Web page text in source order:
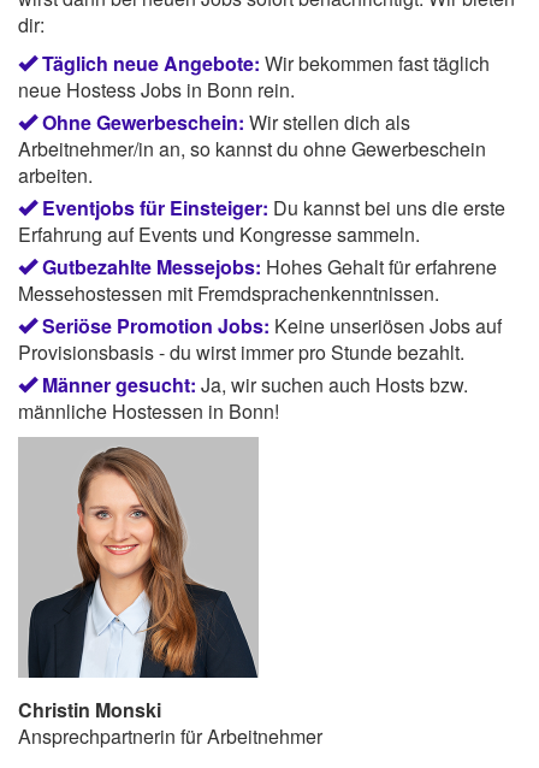
dir:
Täglich neue Angebote: Wir bekommen fast täglich
neue Hostess Jobs in Bonn rein.
Ohne Gewerbeschein: Wir stellen dich als
Arbeitnehmer/in an, so kannst du ohne Gewerbeschein
arbeiten.
Eventjobs für Einsteiger: Du kannst bei uns die erste
Erfahrung auf Events und Kongresse sammeln.
Gutbezahlte Messejobs: Hohes Gehalt für erfahrene
Messehostessen mit Fremdsprachenkenntnissen.
Seriöse Promotion Jobs: Keine unseriösen Jobs auf
Provisionsbasis - du wirst immer pro Stunde bezahlt.
Männer gesucht: Ja, wir suchen auch Hosts bzw.
männliche Hostessen in Bonn!
Christin Monski
Ansprechpartnerin für Arbeitnehmer